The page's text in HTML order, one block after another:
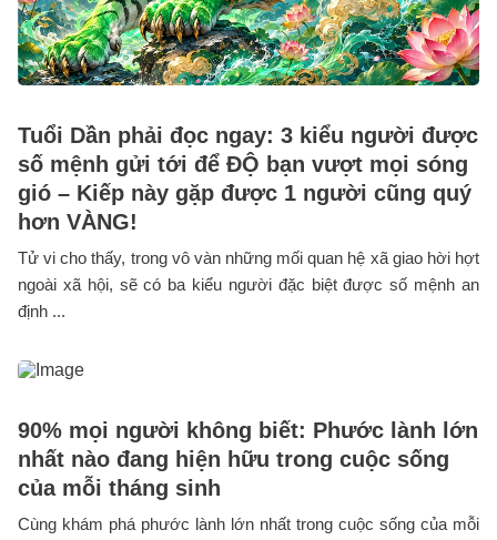
Tuổi Dần phải đọc ngay: 3 kiểu người được
số mệnh gửi tới để ĐỘ bạn vượt mọi sóng
gió – Kiếp này gặp được 1 người cũng quý
hơn VÀNG!
Tử vi cho thấy, trong vô vàn những mối quan hệ xã giao hời hợt
ngoài xã hội, sẽ có ba kiểu người đặc biệt được số mệnh an
định ...
90% mọi người không biết: Phước lành lớn
nhất nào đang hiện hữu trong cuộc sống
của mỗi tháng sinh
Cùng khám phá phước lành lớn nhất trong cuộc sống của mỗi